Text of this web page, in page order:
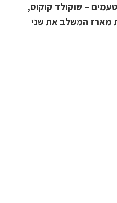
– שוקולד קוקוס,
מארז המשלב את שני